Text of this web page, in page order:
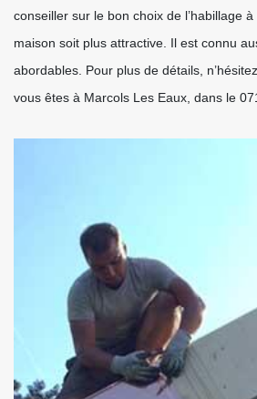
conseiller sur le bon choix de l’habillage
maison soit plus attractive. Il est connu
abordables. Pour plus de détails,
vous êtes à Marcols Les Eaux, dans le